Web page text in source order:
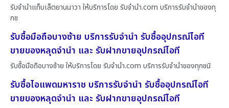
รับจำนำแท็บเล็ตยานนาวา ให้บริการโดย รับจํานํา.com บริการรับจำนำของทุ
กช
รับซื้อมือถือบางซ้าย บริการรับจำนำ รับซื้ออุปกรณ์ไอที
ขายของหลุดจำนำ และ รับฝากขายอุปกรณ์ไอที
รับซื้อมือถือบางซ้าย ให้บริการโดย รับจํานํา.com บริการรับจำนำของทุกชนิ
รับซื้อไอแพดมหาราช บริการรับจำนำ รับซื้ออุปกรณ์ไอที
ขายของหลุดจำนำ และ รับฝากขายอุปกรณ์ไอที